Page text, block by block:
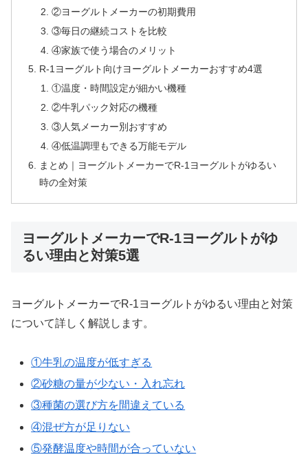
②ヨーグルトメーカーの初期費用
③毎日の継続コストを比較
④家族で使う場合のメリット
R-1ヨーグルト向けヨーグルトメーカーおすすめ4選
①温度・時間設定が細かい機種
②牛乳パック対応の機種
③人気メーカー別おすすめ
④低温調理もできる万能モデル
まとめ｜ヨーグルトメーカーでR-1ヨーグルトがゆるい
時の全対策
ヨーグルトメーカーでR-1ヨーグルトがゆ
るい理由と対策5選
ヨーグルトメーカーでR-1ヨーグルトがゆるい理由と対策
について詳しく解説します。
①牛乳の温度が低すぎる
②砂糖の量が少ない・入れ忘れ
③種菌の選び方を間違えている
④混ぜ方が足りない
⑤発酵温度や時間が合っていない